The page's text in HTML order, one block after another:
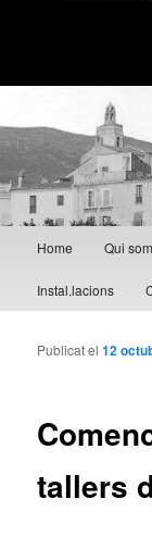
Aneu al
Aneu al
Home Qui som
Instal.lacions
tallers
Publicat el12